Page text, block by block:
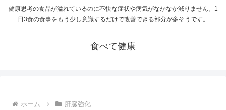
健康思考の食品が溢れているのに不快な症状や病気がなかなか減りません。1
日3食の食事をもう少し意識するだけで改善できる部分が多そうです。
食べて健康
ホーム 肝臓強化